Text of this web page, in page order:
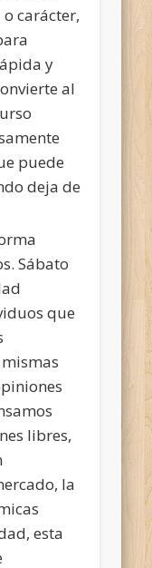
carácter,
y
al
puede
deja de
Sábato
que
libres,
la
esta